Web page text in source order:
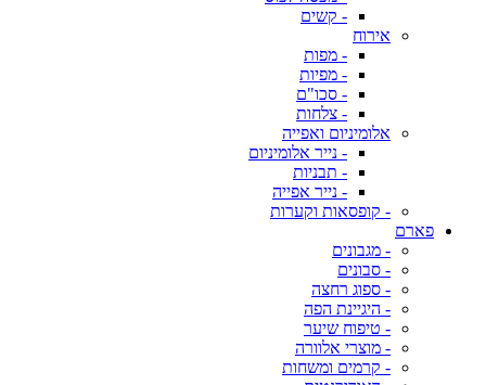
- קשים
אירוח
- מפות
- מפיות
- סכו"ם
- צלחות
אלומיניום ואפייה
- נייר אלומיניום
- תבניות
- נייר אפייה
- קופסאות וקערות
פארם
- מגבונים
- סבונים
- ספוג רחצה
- היגיינת הפה
- טיפוח שיער
- מוצרי אלוורה
- קרמים ומשחות